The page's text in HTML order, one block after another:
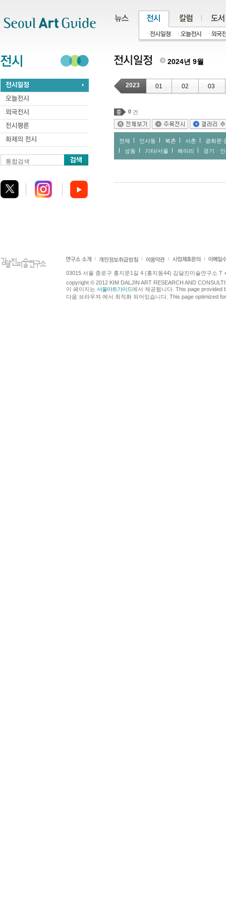
통합검색
2024년 9월
2023 01 02 03
0 건
전체 인사동 북촌 서촌
광화문∙
성동
기타/서울 헤이리 경기ㆍ
03015 서울 종로구 홍지문1길 4 (홍지동44) 김달진미술연구소 T
copyright © 2012 KIM DALJIN ART RESEARCH AND
이 페이지는 서울아트가이드에서 제공됩니다. This page provided
다음 브라우져 에서 최적화 되어있습니다. This page optimized